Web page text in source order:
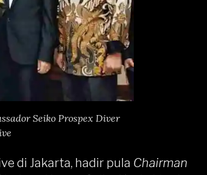
Seiko Prospex Diver
di Jakarta, hadir pula Chairman